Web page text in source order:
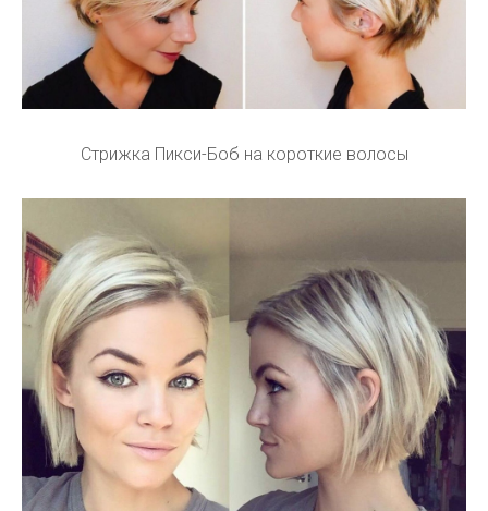
Стрижка Пикси-Боб на короткие волосы